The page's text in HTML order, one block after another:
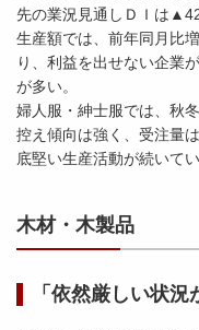
先の業況見通しＤＩは
生産額では、前年同月比
り、利益を出せない企業
が多い。
婦人服・紳士服では、秋
控え傾向は強く、受注量
底堅い生産活動が続いてい
木材・木製品
「依然厳しい状況